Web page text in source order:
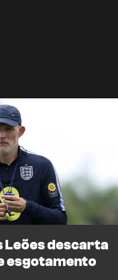
Leões descarta
esgotamento